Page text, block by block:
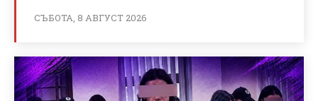
СЪБОТА, 8 АВГУСТ 2026